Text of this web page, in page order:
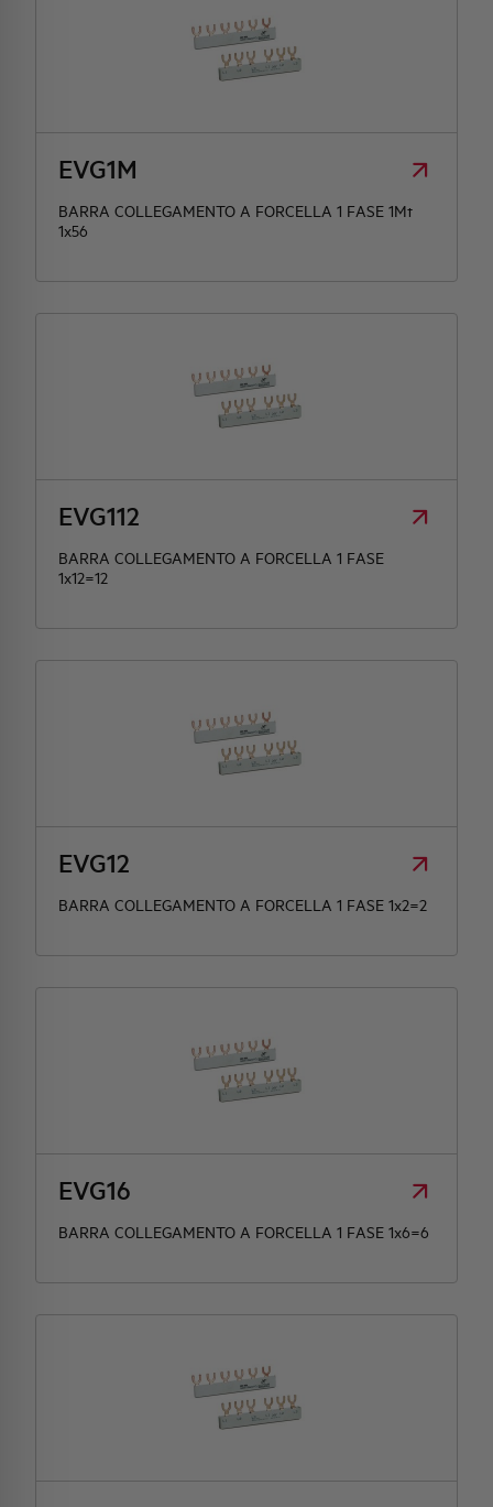
EVG1M
BARRA COLLEGAMENTO A FORCELLA 1 FASE 1Mt
1x56
EVG112
BARRA COLLEGAMENTO A FORCELLA 1 FASE
1x12=12
EVG12
BARRA COLLEGAMENTO A FORCELLA 1 FASE 1x2=2
EVG16
BARRA COLLEGAMENTO A FORCELLA 1 FASE 1x6=6